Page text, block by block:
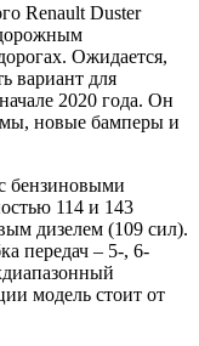
Renault Duster
Ожидается,
вариант для
2020 года. Он
новые бамперы и
бензиновыми
114 и 143
дизелем (109 сил).
передач – 5-, 6-
модель стоит от